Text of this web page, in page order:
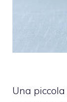
Una